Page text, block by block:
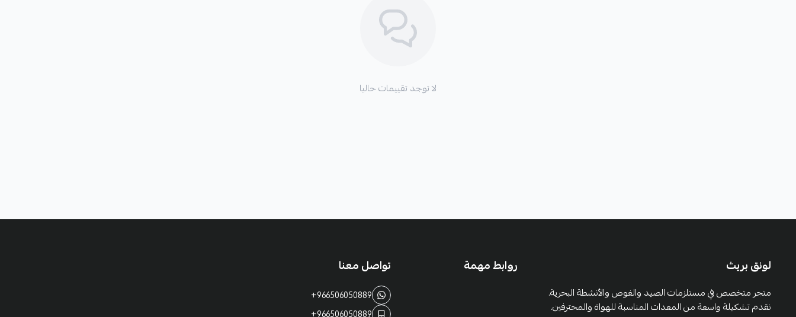
لا توجد تقييمات حاليا
لونق بريث
متجر متخصص في مستلزمات الصيد والغوص والأنشطة البحرية.
نقدم تشكيلة واسعة من المعدات المناسبة للهواة والمحترفين.
روابط مهمة تواصل معنا
+966506050889